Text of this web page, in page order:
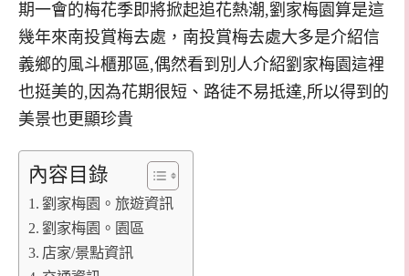
期一會的梅花季即將掀起追花熱潮,劉家梅園算是這
幾年來南投賞梅去處，南投賞梅去處大多是介紹信
義鄉的風斗櫃那區,偶然看到別人介紹劉家梅園這裡
也挺美的,因為花期很短、路徒不易抵達,所以得到的
美景也更顯珍貴
內容目錄
劉家梅園。旅遊資訊
劉家梅園。園區
店家/景點資訊